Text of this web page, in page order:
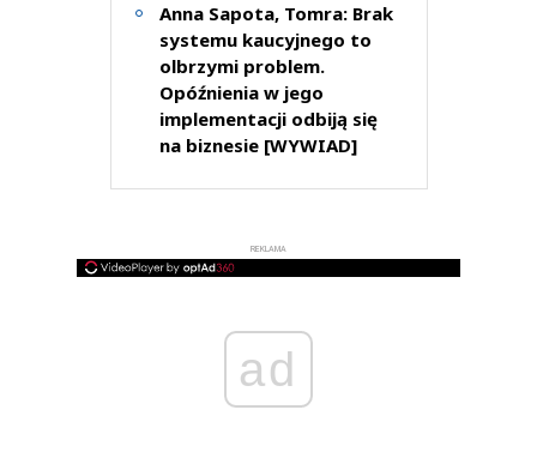
Anna Sapota, Tomra: Brak
systemu kaucyjnego to
olbrzymi problem.
Opóźnienia w jego
implementacji odbiją się
na biznesie [WYWIAD]
REKLAMA
ad